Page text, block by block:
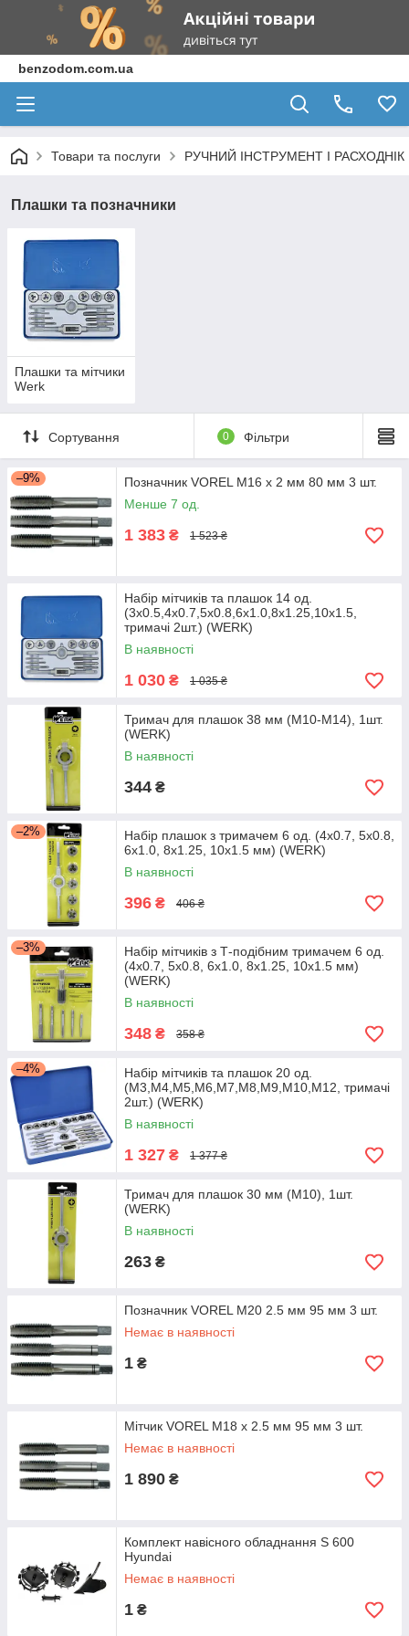
benzodom.com.ua
Товари та послуги РУЧНИЙ ІНСТРУМЕНТ І РАСХОДНІК
Плашки та позначники
Плашки та мітчики
Werk
Сортування 0 Фільтри
–9%
Позначник VOREL М16 х 2 мм 80 мм 3 шт.
Менше 7 од.
1 383 ₴ 1 523 ₴
Набір мітчиків та плашок 14 од.
(3х0.5,4х0.7,5х0.8,6х1.0,8х1.25,10х1.5,
тримачі 2шт.) (WERK)
В наявності
1 030 ₴ 1 035 ₴
Тримач для плашок 38 мм (M10-M14), 1шт.
(WERK)
В наявності
344 ₴
–2%
Набір плашок з тримачем 6 од. (4x0.7, 5x0.8,
6x1.0, 8x1.25, 10x1.5 мм) (WERK)
В наявності
396 ₴ 406 ₴
–3%
Набір мітчиків з Т-подібним тримачем 6 од.
(4x0.7, 5x0.8, 6x1.0, 8x1.25, 10x1.5 мм)
(WERK)
В наявності
348 ₴ 358 ₴
–4%
Набір мітчиків та плашок 20 од.
(М3,М4,М5,М6,М7,М8,М9,М10,М12, тримачі
2шт.) (WERK)
В наявності
1 327 ₴ 1 377 ₴
Тримач для плашок 30 мм (M10), 1шт.
(WERK)
В наявності
263 ₴
Позначник VOREL М20 2.5 мм 95 мм 3 шт.
Немає в наявності
1 ₴
Мітчик VOREL М18 х 2.5 мм 95 мм 3 шт.
Немає в наявності
1 890 ₴
Комплект навісного обладнання S 600
Hyundai
Немає в наявності
1 ₴